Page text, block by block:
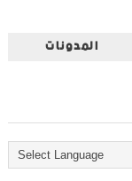
المدونات